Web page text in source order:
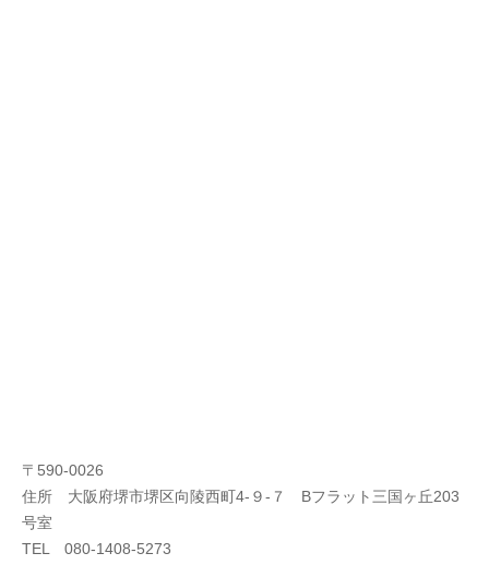
〒590-0026
住所 大阪府堺市堺区向陵西町4-９-７ Bフラット三国ヶ丘203
号室
TEL 080-1408-5273